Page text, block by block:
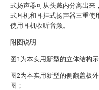
式扬声器可从头戴内分离出来
式耳机和耳挂式扬声器三重使
使用耳机收听音频。
附图说明
图1为本实用新型的立体结构示
图2为本实用新型的侧翻盖板
图；